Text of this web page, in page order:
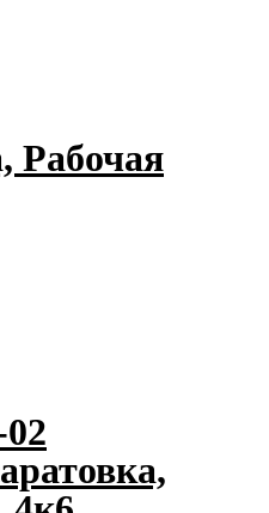
Рабочая